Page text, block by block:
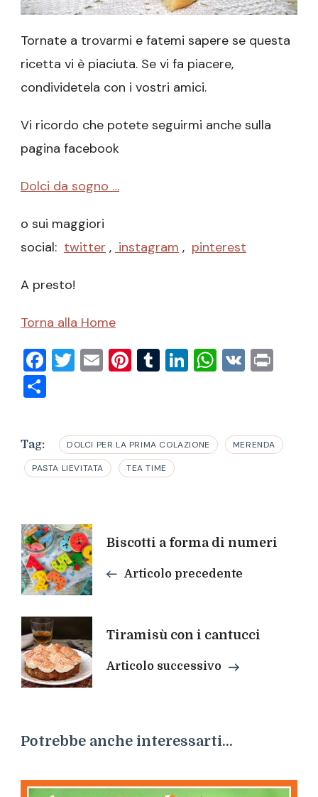
Tornate a trovarmi e fatemi sapere se questa
ricetta vi è piaciuta. Se vi fa piacere,
condividetela con i vostri amici.
Vi ricordo che potete seguirmi anche sulla
pagina facebook
Dolci da sogno …
o sui maggiori
social: twitter , instagram , pinterest
A presto!
Torna alla Home
Facebook
Twitter
EmailPinterest
Tumblr
LinkedIn
VK
Tag: DOLCI PER LA PRIMA COLAZIONE MERENDA
PASTA LIEVITATA TEA TIME
Navigazione
articoli
Biscotti a forma di numeri
Articolo precedente
Tiramisù con i cantucci
Articolo successivo
Potrebbe anche interessarti...